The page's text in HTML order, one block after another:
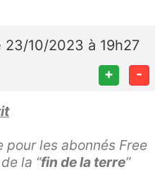
23/10/2023 à 19h27
+ -
pour les abonnés Free
la “fin de la terre”